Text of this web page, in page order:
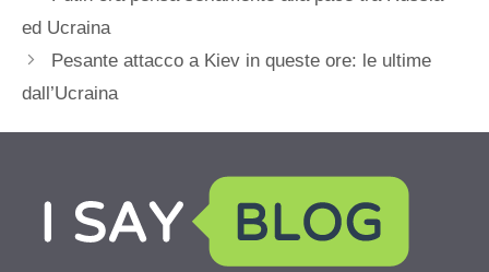
ed Ucraina
Pesante attacco a Kiev in queste ore: le ultime
dall’Ucraina